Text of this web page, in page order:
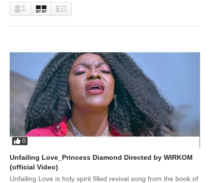
0
Unfailing Love_Princess Diamond Directed by WIRKOM
(official Video)
Unfailing Love is holy spirit filled revival song from the book of